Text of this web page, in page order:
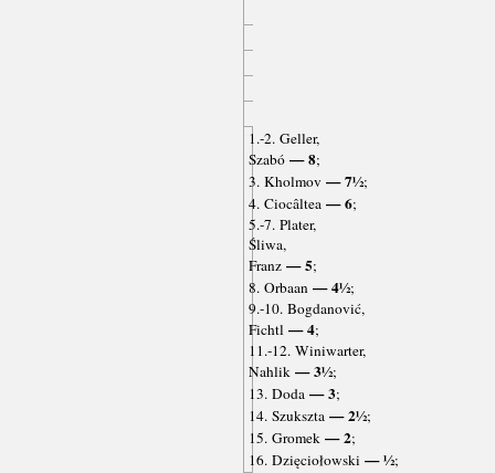
1.-2. Geller,
Szabó— 8;
3. Kholmov — 7½;
4. Ciocâltea— 6;
5.-7. Plater,
Śliwa,
Franz— 5;
8. Orbaan— 4½;
9.-10. Bogdanović,
Fichtl— 4;
11.-12. Winiwarter,
Nahlik— 3½;
13. Doda— 3;
14. Szukszta— 2½;
15. Gromek— 2;
16. Dzięciołowski — ½;